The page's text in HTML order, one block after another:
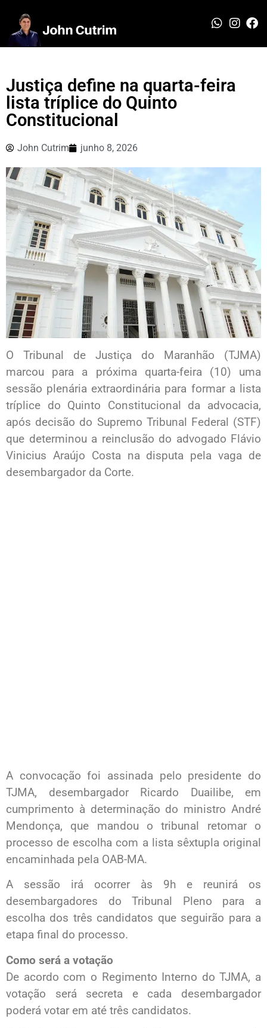
Justiça define na quarta-feira
lista tríplice do Quinto
Constitucional
John Cutrim junho 8, 2026
O Tribunal de Justiça do Maranhão (TJMA)
marcou para a próxima quarta-feira (10) uma
sessão plenária extraordinária para formar a lista
tríplice do Quinto Constitucional da advocacia,
após decisão do Supremo Tribunal Federal (STF)
que determinou a reinclusão do advogado Flávio
Vinicius Araújo Costa na disputa pela vaga de
desembargador da Corte.
A convocação foi assinada pelo presidente do
TJMA, desembargador Ricardo Duailibe, em
cumprimento à determinação do ministro André
Mendonça, que mandou o tribunal retomar o
processo de escolha com a lista sêxtupla original
encaminhada pela OAB-MA.
A sessão irá ocorrer às 9h e reunirá os
desembargadores do Tribunal Pleno para a
escolha dos três candidatos que seguirão para a
etapa final do processo.
Como será a votação
De acordo com o Regimento Interno do TJMA, a
votação será secreta e cada desembargador
poderá votar em até três candidatos.